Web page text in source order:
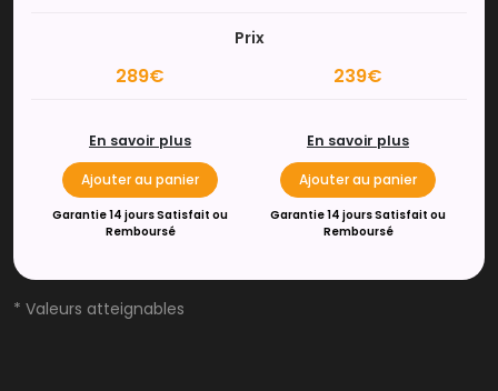
Prix
289€ 239€
En savoir plus
Ajouter au panier
Garantie 14 jours Satisfait ou
Remboursé
En savoir plus
Ajouter au panier
Garantie 14 jours Satisfait ou
Remboursé
* Valeurs atteignables